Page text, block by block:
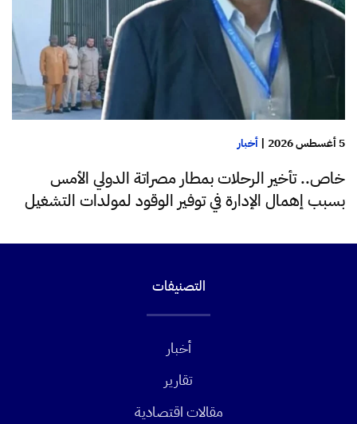
5 أغسطس 2026 | أخبار
خاص.. تأخير الرحلات بمطار مصراتة الدولي الأمس
بسبب إهمال الإدارة في توفير الوقود لمولدات التشغيل
التصنيفات
أخبار
تقارير
مقالات اقتصادية